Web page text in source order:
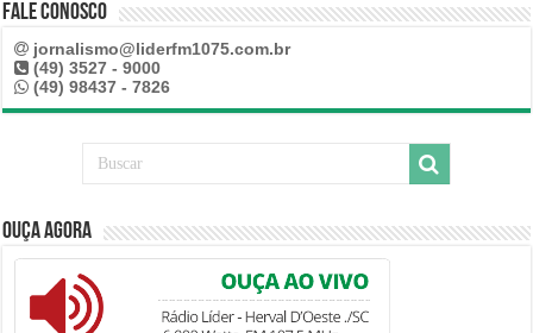
Fale Conosco
jornalismo@liderfm1075.com.br
(49) 3527 - 9000
(49) 98437 - 7826
Ouça Agora